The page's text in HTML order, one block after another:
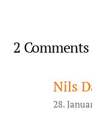
2 Comments
Nils
28.